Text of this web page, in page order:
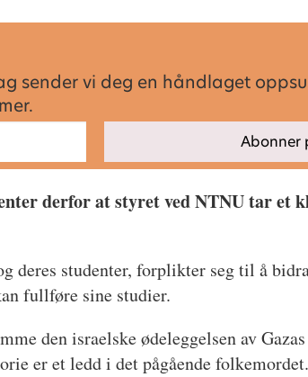
sender vi deg en håndlaget
derfor at styret ved NTNU tar et
deres studenter, forplikter seg til å
fullføre sine studier.
den israelske ødeleggelsen av
er et ledd i det pågående folkemordet.